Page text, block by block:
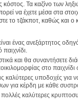
κόστος. Τα καζίνο των
να έχετε μέσα στα
το τζάκποτ, καθώς και
ένας ανεξάρτητος
και θα συναντήσετε
στο παιχνίδι
καλύτερες υποδοχές για
για κέρδη με κάθε
καλύτερες